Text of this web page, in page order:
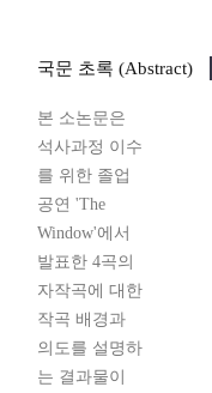
국문 초록 (Abstract)
본 소논문은
석사과정 이수
를 위한 졸업
공연 'The
Window'에서
발표한 4곡의
자작곡에 대한
작곡 배경과
의도를 설명하
는 결과물이